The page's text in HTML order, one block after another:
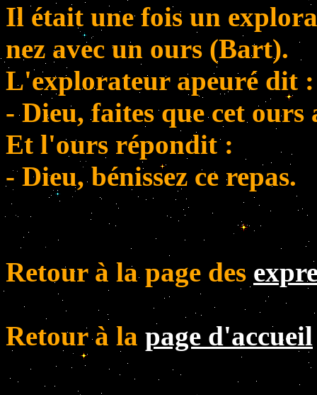
Il était une fois un
nez avec un ours (Bart).
L'explorateur apeuré dit :
- Dieu, faites que cet ours
Et l'ours répondit :
- Dieu, bénissez ce repas.
Retour à la page des
Retour à la page d'accueil